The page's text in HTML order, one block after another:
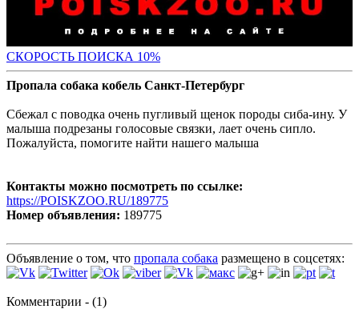
СКОРОСТЬ ПОИСКА 10%
Пропала собака кобель Санкт-Петербург
Сбежал с поводка очень пугливый щенок породы сиба-ину. У
малыша подрезаны голосовые связки, лает очень сипло.
Пожалуйста, помогите найти нашего малыша
Контакты можно посмотреть по ссылке:
https://POISKZOO.RU/189775
Номер объявления: 189775
Объявление о том, что пропала собака размещено в соцсетях:
Комментарии - (1)